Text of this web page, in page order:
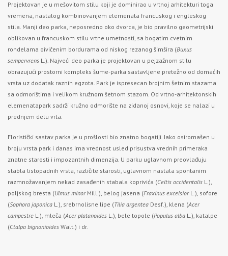
Projektovan je u mešovitom stilu koji je dominirao u vrtnoj arhitekturi toga
vremena, nastalog kombinovanjem elemenata francuskog i engleskog
stila. Manji deo parka, neposredno oko dvorca, je bio pravilno geometrijski
oblikovan u francuskom stilu vrtne umetnosti, sa bogatim cvetnim
rondelama oivičenim bordurama od niskog rezanog šimšira (Buxus
sempervrens L.). Najveći deo parka je projektovan u pejzažnom stilu
obrazujući prostorni kompleks šume-parka sastavljene pretežno od domaćih
vrsta uz dodatak raznih egzota. Park je ispresecan brojnim šetnim stazama
sa odmorištima i velikom kružnom šetnom stazom. Od vrtno-arhitektonskih
elemenatapark sadrži kružno odmorište na zidanoj osnovi, koje se nalazi u
prednjem delu vrta.
Floristički sastav parka je u prošlosti bio znatno bogatiji. Iako osiromašen u
broju vrsta park i danas ima vrednost usled prisustva vrednih primeraka
znatne starosti i impozantnih dimenzija. U parku uglavnom preovlađuju
stabla listopadnih vrsta, različite starosti, uglavnom nastala spontanim
razmnožavanjem nekad zasađenih stabala koprivića (Celtis occidentalis L.),
poljskog bresta (Ulmus minor Mill.), belog jasena (Fraxinus excelsior L.), sofore
(Sophora japonica L.), srebrnolisne lipe (Tilia argentea Desf.), klena (Acer
campestre L.), mleča (Acer platanoides L.), bele topole (Populus alba L.), katalpe
(Ctalpa bignonioides Walt.) i dr.